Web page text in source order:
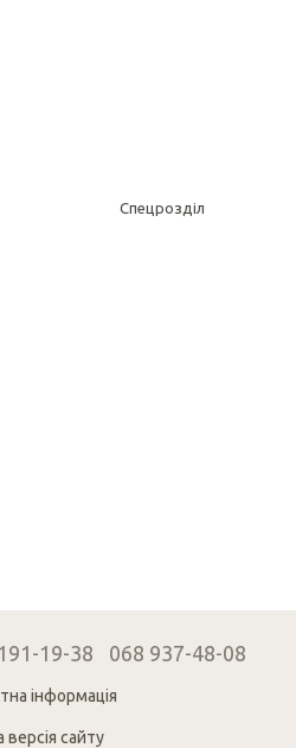
Спецрозділ
19-38 068 937-48-08
інформація
версія сайту